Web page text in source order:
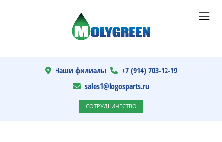
Наши филиалы
+7 (914) 703-12-19
sales1@logosparts.ru
СОТРУДНИЧЕСТВО